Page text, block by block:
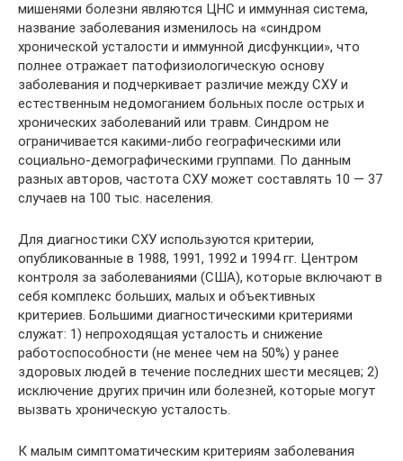
мишенями болезни являются ЦНС и иммунная система,
название заболевания изменилось на «синдром
хронической усталости и иммунной дисфункции», что
полнее отражает патофизиологическую основу
заболевания и подчеркивает различие между СХУ и
естественным недомоганием больных после острых и
хронических заболеваний или травм. Синдром не
ограничивается какими-либо географическими или
социально-демографическими группами. По данным
разных авторов, частота СХУ может составлять 10 — 37
случаев на 100 тыс. населения.
Для диагностики СХУ используются критерии,
опубликованные в 1988, 1991, 1992 и 1994 гг. Центром
контроля за заболеваниями (США), которые включают в
себя комплекс больших, малых и объективных
критериев. Большими диагностическими критериями
служат: 1) непроходящая усталость и снижение
работоспособности (не менее чем на 50%) у ранее
здоровых людей в течение последних шести месяцев; 2)
исключение других причин или болезней, которые могут
вызвать хроническую усталость.
К малым симптоматическим критериям заболевания